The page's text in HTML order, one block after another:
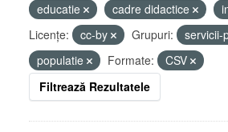
educatie
cadre didactice
Licenţe:
cc-by Grupuri:
servicii-
populatie
Formate:
CSV
Filtrează Rezultatele